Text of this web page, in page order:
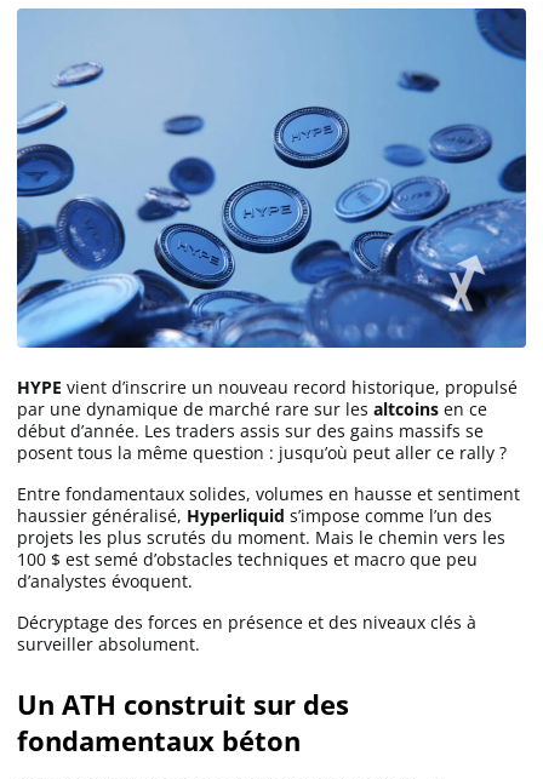
HYPE vient d’inscrire un nouveau record historique, propulsé
par une dynamique de marché rare sur les altcoins en ce
début d’année. Les traders assis sur des gains massifs se
posent tous la même question : jusqu’où peut aller ce rally ?
Entre fondamentaux solides, volumes en hausse et sentiment
haussier généralisé, Hyperliquid s’impose comme l’un des
projets les plus scrutés du moment. Mais le chemin vers les
100 $ est semé d’obstacles techniques et macro que peu
d’analystes évoquent.
Décryptage des forces en présence et des niveaux clés à
surveiller absolument.
Un ATH construit sur des
fondamentaux béton